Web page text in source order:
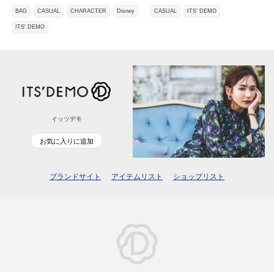
BAG CASUAL CHARACTER Disney
ITS' DEMO
CASUAL ITS' DEMO
イッツデモ
お気に入りに追加
ブランドサイト アイテムリスト ショップリスト